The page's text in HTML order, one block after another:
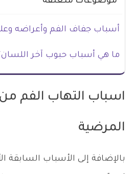
أسباب جفاف الفم وأعراضه
ما هي أسباب حبوب آخر
اسباب التهاب الفم من
المرضية
بالإضافة إلى الأسباب السابقة